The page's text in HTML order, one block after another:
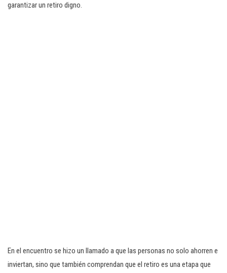
garantizar un retiro digno.
En el encuentro se hizo un llamado a que las personas no solo ahorren e
inviertan, sino que también comprendan que el retiro es una etapa que